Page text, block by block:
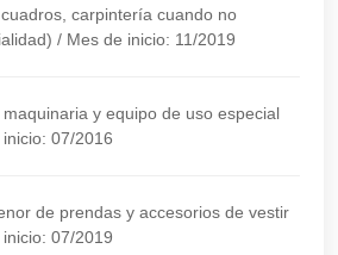
carpintería cuando no
/ Mes de inicio: 11/2019
y equipo de uso especial
07/2016
de prendas y accesorios de vestir
07/2019